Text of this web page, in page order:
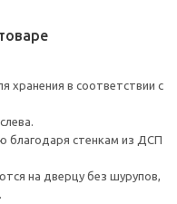
хранения в соответствии с
благодаря стенкам из ДСП
на дверцу без шурупов,